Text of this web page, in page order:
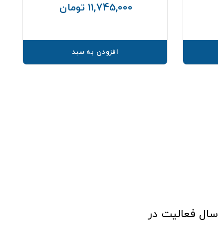
11,745,000 تومان
افزودن به سبد
فروشگاه آنلاین تجهیزات پزشکی طب تولید با افتخار نزدیک به ۱۰ سال فعالیت در